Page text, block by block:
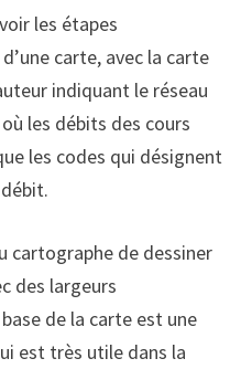
les étapes
carte, avec la carte
indiquant le réseau
les débits des cours
les codes qui désignent
cartographe de dessiner
des largeurs
de la carte est une
est très utile dans la